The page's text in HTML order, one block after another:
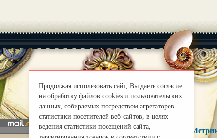
О нас |
Правила
mirprognoz@mail.ru
Продолжая использовать сайт, Вы даете согласие
на обработку файлов cookies и пользовательских
данных, собираемых посредством агрегаторов
статистики посетителей веб-сайтов, в целях
ведения статистики посещений сайта,